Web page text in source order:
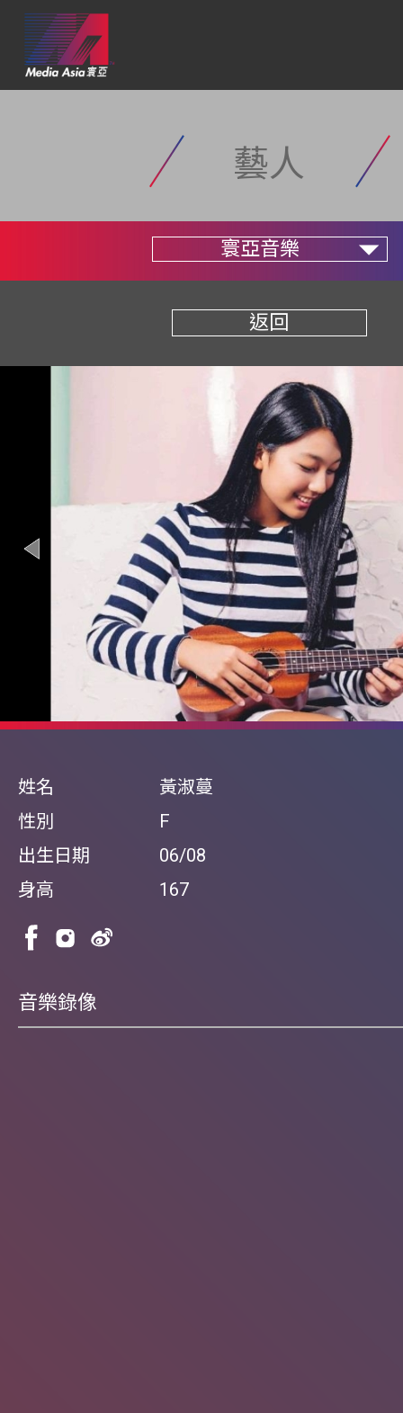
藝人
寰亞音樂
返回
姓名
黃淑蔓
性別
F
出生日期
06/08
身高
167
音樂錄像